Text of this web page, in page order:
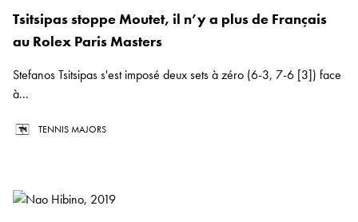
Tsitsipas stoppe Moutet, il n’y a plus de Français
au Rolex Paris Masters
Stefanos Tsitsipas s'est imposé deux sets à zéro (6-3, 7-6 [3]) face
à...
TENNIS MAJORS